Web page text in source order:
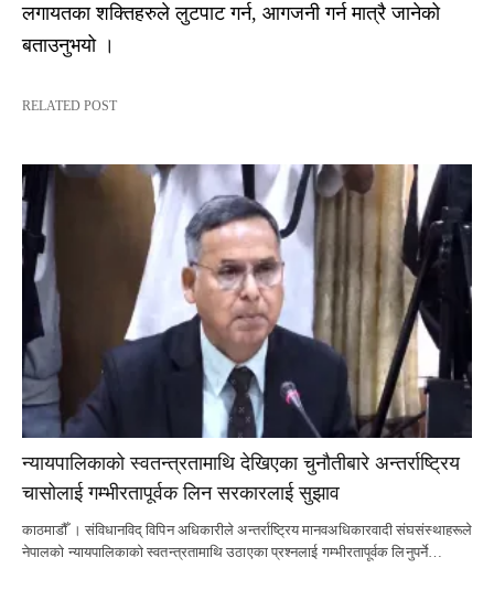
लगायतका शक्तिहरुले लुटपाट गर्न, आगजनी गर्न मात्रै जानेको
बताउनुभयो ।
RELATED POST
न्यायपालिकाको स्वतन्त्रतामाथि देखिएका चुनौतीबारे अन्तर्राष्ट्रिय
चासोलाई गम्भीरतापूर्वक लिन सरकारलाई सुझाव
काठमाडौँ । संविधानविद् विपिन अधिकारीले अन्तर्राष्ट्रिय मानवअधिकारवादी संघसंस्थाहरूले
नेपालको न्यायपालिकाको स्वतन्त्रतामाथि उठाएका प्रश्नलाई गम्भीरतापूर्वक लिनुपर्ने…